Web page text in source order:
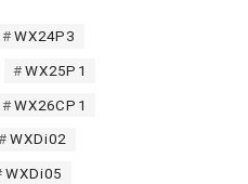
WX24P3
WX25P1
WX26CP1
WXDi02
WXDi05